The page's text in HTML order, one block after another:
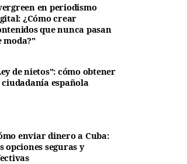
en periodismo
¿Cómo crear
que nunca pasan
moda?"
de nietos": cómo obtener
española
enviar dinero a Cuba:
opciones seguras y